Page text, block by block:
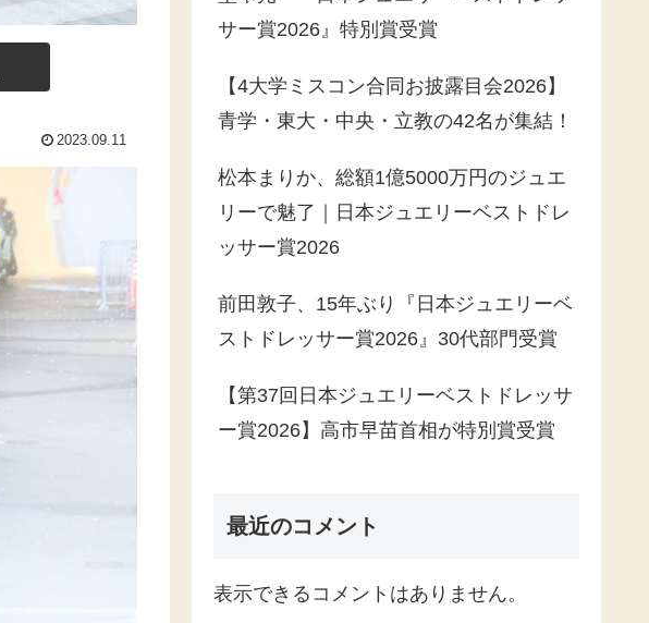
2023.09.11
サー賞2026』特別賞受賞
【4大学ミスコン合同お披露目会2026】
青学・東大・中央・立教の42名が集結！
松本まりか、総額1億5000万円のジュエ
リーで魅了｜日本ジュエリーベストドレ
ッサー賞2026
前田敦子、15年ぶり『日本ジュエリーベ
ストドレッサー賞2026』30代部門受賞
【第37回日本ジュエリーベストドレッサ
ー賞2026】高市早苗首相が特別賞受賞
最近のコメント
表示できるコメントはありません。